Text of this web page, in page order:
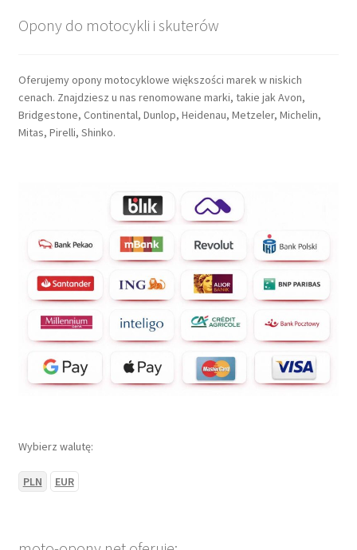
Opony do motocykli i skuterów
Oferujemy opony motocyklowe większości marek w niskich
cenach. Znajdziesz u nas renomowane marki, takie jak Avon,
Bridgestone, Continental, Dunlop, Heidenau, Metzeler, Michelin,
Mitas, Pirelli, Shinko.
Wybierz walutę:
PLN EUR